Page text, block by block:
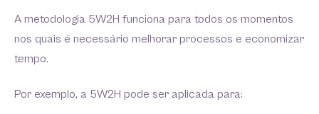
A metodologia 5W2H funciona para todos os momentos
nos quais é necessário melhorar processos e economizar
tempo.
Por exemplo, a 5W2H pode ser aplicada para: